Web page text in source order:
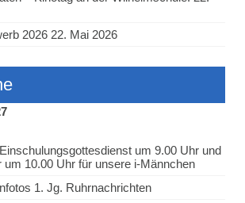
2026 22. Mai 2026
um 9.00 Uhr und
um 10.00 Uhr für unsere i-Männchen
1. Jg. Ruhrnachrichten